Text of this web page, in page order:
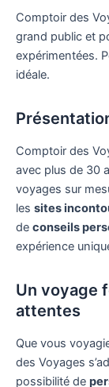
Comptoir des
grand public et
expérimentées.
idéale.
Comptoir des
avec plus de 30
voyages sur
les sites
de conseils
expérience
Un voyage
attentes
Que vous
des Voyages
possibilité de